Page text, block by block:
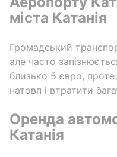
міста Катанія
Громадський
але часто
близько 5 євро,
натовп і втратити
Оренда
Катанія